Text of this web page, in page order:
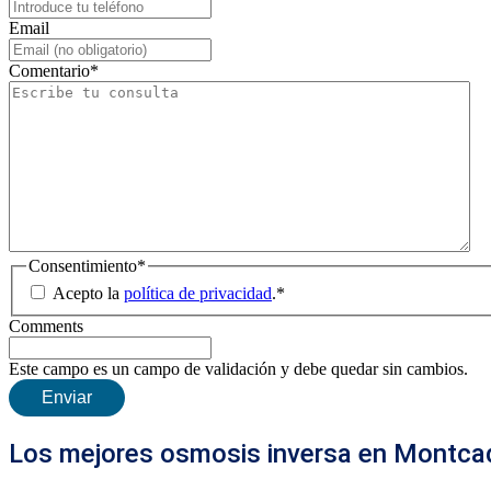
Email
Comentario*
Consentimiento*
Acepto la política de privacidad.*
Comments
Este campo es un campo de validación y debe quedar sin cambios.
Los mejores osmosis inversa en